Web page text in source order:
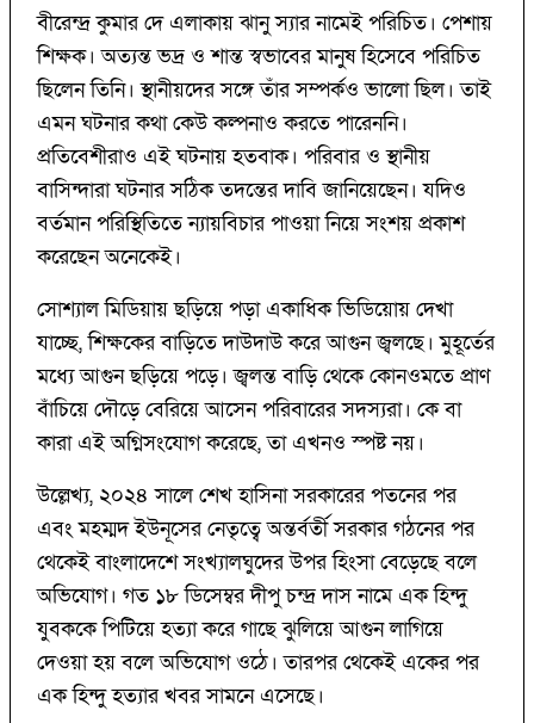
বীরেন্দ্র কুমার দে এলাকায় ঝানু স্যার নামেই পরিচিত। পেশায়
শিক্ষক। অত্যন্ত ভদ্র ও শান্ত স্বভাবের মানুষ হিসেবে পরিচিত
ছিলেন তিনি। স্থানীয়দের সঙ্গে তাঁর সম্পর্কও ভালো ছিল। তাই
এমন ঘটনার কথা কেউ কল্পনাও করতে পারেননি।
প্রতিবেশীরাও এই ঘটনায় হতবাক। পরিবার ও স্থানীয়
বাসিন্দারা ঘটনার সঠিক তদন্তের দাবি জানিয়েছেন। যদিও
বর্তমান পরিস্থিতিতে ন্যায়বিচার পাওয়া নিয়ে সংশয় প্রকাশ
করেছেন অনেকেই।
সোশ্যাল মিডিয়ায় ছড়িয়ে পড়া একাধিক ভিডিয়োয় দেখা
যাচ্ছে, শিক্ষকের বাড়িতে দাউদাউ করে আগুন জ্বলছে। মুহূর্তের
মধ্যে আগুন ছড়িয়ে পড়ে। জ্বলন্ত বাড়ি থেকে কোনওমতে প্রাণ
বাঁচিয়ে দৌড়ে বেরিয়ে আসেন পরিবারের সদস্যরা। কে বা
কারা এই অগ্নিসংযোগ করেছে, তা এখনও স্পষ্ট নয়।
উল্লেখ্য, ২০২৪ সালে শেখ হাসিনা সরকারের পতনের পর
এবং মহম্মদ ইউনূসের নেতৃত্বে অন্তর্বর্তী সরকার গঠনের পর
থেকেই বাংলাদেশে সংখ্যালঘুদের উপর হিংসা বেড়েছে বলে
অভিযোগ। গত ১৮ ডিসেম্বর দীপু চন্দ্র দাস নামে এক হিন্দু
যুবককে পিটিয়ে হত্যা করে গাছে ঝুলিয়ে আগুন লাগিয়ে
দেওয়া হয় বলে অভিযোগ ওঠে। তারপর থেকেই একের পর
এক হিন্দু হত্যার খবর সামনে এসেছে।